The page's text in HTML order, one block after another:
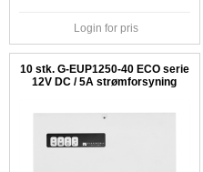
Login for pris
10 stk. G-EUP1250-40 ECO serie
12V DC / 5A strømforsyning